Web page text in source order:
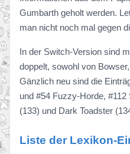
Gumbarth geholt werden.
man nicht noch mal gegen
In der Switch-Version sind
doppelt, sowohl von
Gänzlich neu sind die
und #54 Fuzzy-Horde,
(133) und Dark Toadster
Liste der Lexikon-